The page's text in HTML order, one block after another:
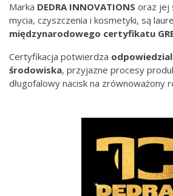
Marka DEDRA INNOVATIONS oraz jej
mycia, czyszczenia i kosmetyki, są
międzynarodowego certyfikatu
Certyfikacja potwierdza
środowiska, przyjazne procesy
długofalowy nacisk na zrównoważony